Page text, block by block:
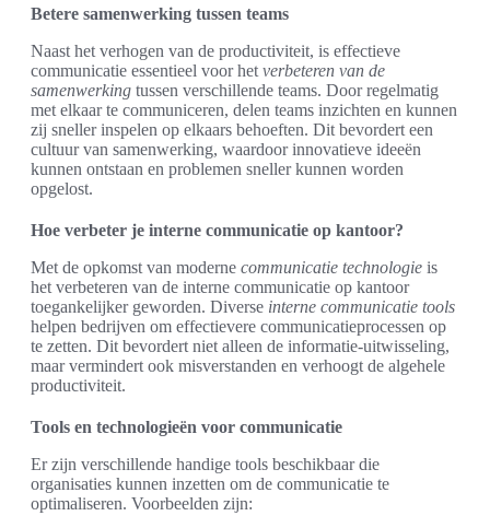
Betere samenwerking tussen teams
Naast het verhogen van de productiviteit, is effectieve
communicatie essentieel voor het verbeteren van de
samenwerking tussen verschillende teams. Door regelmatig
met elkaar te communiceren, delen teams inzichten en kunnen
zij sneller inspelen op elkaars behoeften. Dit bevordert een
cultuur van samenwerking, waardoor innovatieve ideeën
kunnen ontstaan en problemen sneller kunnen worden
opgelost.
Hoe verbeter je interne communicatie op kantoor?
Met de opkomst van moderne communicatie technologie is
het verbeteren van de interne communicatie op kantoor
toegankelijker geworden. Diverse interne communicatie tools
helpen bedrijven om effectievere communicatieprocessen op
te zetten. Dit bevordert niet alleen de informatie-uitwisseling,
maar vermindert ook misverstanden en verhoogt de algehele
productiviteit.
Tools en technologieën voor communicatie
Er zijn verschillende handige tools beschikbaar die
organisaties kunnen inzetten om de communicatie te
optimaliseren. Voorbeelden zijn: